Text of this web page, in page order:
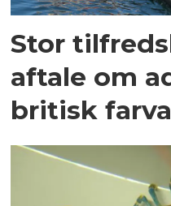
Stor
aftale om
britisk